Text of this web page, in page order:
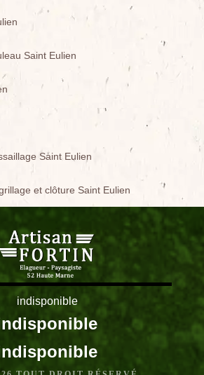
Saint Eulien
Saint Eulien
et clôture Saint Eulien
indisponible